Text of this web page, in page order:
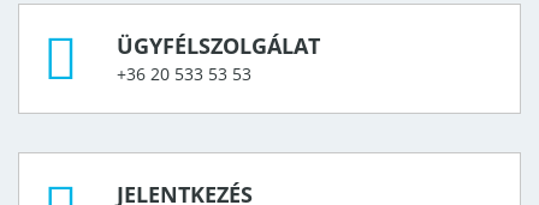
ÜGYFÉLSZOLGÁLAT
+36 20 533 53 53
JELENTKEZÉS